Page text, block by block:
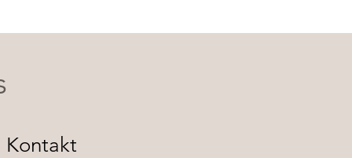
Kontakt